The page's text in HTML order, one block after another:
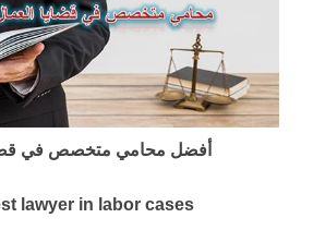
أفضل محامي متخصص في
lawyer in labor cases